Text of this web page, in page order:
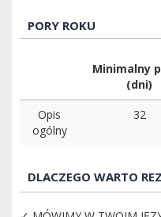
PORY ROKU
Minimalny
(dni)
Opis
ogólny
32
DLACZEGO WARTO